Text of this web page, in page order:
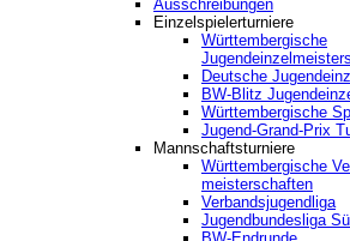
Ausschreibungen
Einzelspielerturniere
Württembergische
Deutsche
BW-Blitz
Württembergische
Jugend-Grand-Prix
Mannschaftsturniere
Württembergische
meisterschaften
Verbandsjugendliga
Jugendbundesliga